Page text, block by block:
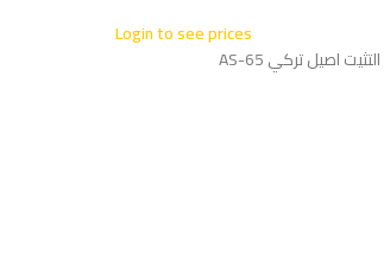
Login to see prices